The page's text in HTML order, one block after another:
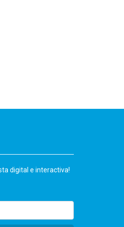
digital e interactiva!